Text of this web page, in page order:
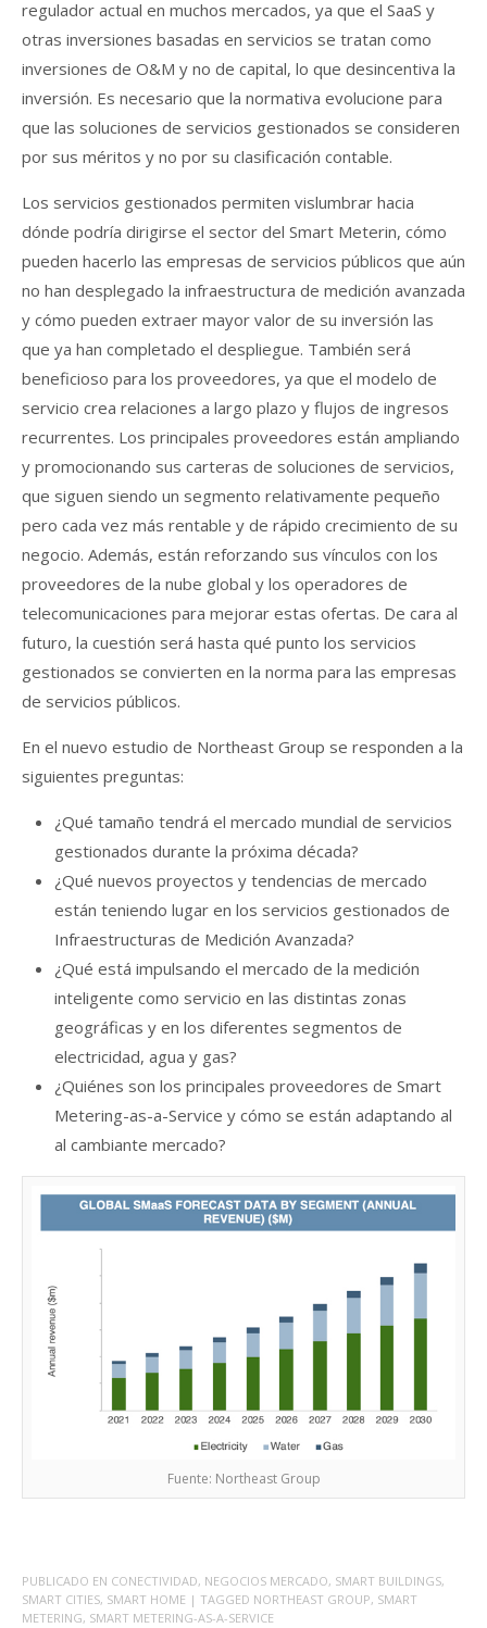
regulador actual en muchos mercados, ya que el SaaS y
otras inversiones basadas en servicios se tratan como
inversiones de O&M y no de capital, lo que desincentiva la
inversión. Es necesario que la normativa evolucione para
que las soluciones de servicios gestionados se consideren
por sus méritos y no por su clasificación contable.
Los servicios gestionados permiten vislumbrar hacia
dónde podría dirigirse el sector del Smart Meterin, cómo
pueden hacerlo las empresas de servicios públicos que aún
no han desplegado la infraestructura de medición avanzada
y cómo pueden extraer mayor valor de su inversión las
que ya han completado el despliegue. También será
beneficioso para los proveedores, ya que el modelo de
servicio crea relaciones a largo plazo y flujos de ingresos
recurrentes. Los principales proveedores están ampliando
y promocionando sus carteras de soluciones de servicios,
que siguen siendo un segmento relativamente pequeño
pero cada vez más rentable y de rápido crecimiento de su
negocio. Además, están reforzando sus vínculos con los
proveedores de la nube global y los operadores de
telecomunicaciones para mejorar estas ofertas. De cara al
futuro, la cuestión será hasta qué punto los servicios
gestionados se convierten en la norma para las empresas
de servicios públicos.
En el nuevo estudio de Northeast Group se responden a la
siguientes preguntas:
¿Qué tamaño tendrá el mercado mundial de servicios
gestionados durante la próxima década?
¿Qué nuevos proyectos y tendencias de mercado
están teniendo lugar en los servicios gestionados de
Infraestructuras de Medición Avanzada?
¿Qué está impulsando el mercado de la medición
inteligente como servicio en las distintas zonas
geográficas y en los diferentes segmentos de
electricidad, agua y gas?
¿Quiénes son los principales proveedores de Smart
Metering-as-a-Service y cómo se están adaptando al
al cambiante mercado?
Fuente: Northeast Group
PUBLICADO EN CONECTIVIDAD, NEGOCIOS MERCADO, SMART BUILDINGS,
SMART CITIES, SMART HOME | TAGGED NORTHEAST GROUP, SMART
METERING, SMART METERING-AS-A-SERVICE